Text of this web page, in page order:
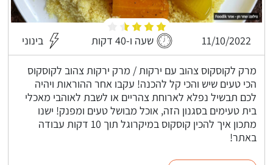
11/10/2022 שעה ו-40 דקות בינוני
מרק לקוסקוס צהוב עם ירקות / מרק ירקות צהוב לקוסקוס
הכי טעים שיש והכי קל להכנה! עקבו אחר ההוראות ויהיה
לכם תבשיל נפלא לארוחת צהריים או לשבת לאוהבי מאכלי
בית טעימים בסגנון הזה, אוכל מבושל טעים ומפנק! ישנו
מתכון איך להכין קוסקוס במיקרוגל תוך 10 דקות עבודה
באתר!